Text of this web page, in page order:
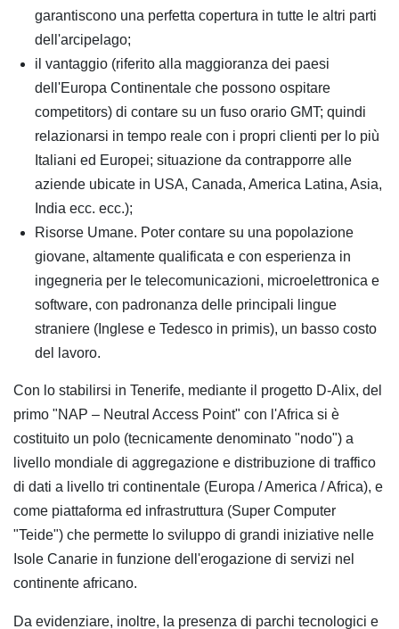
garantiscono una perfetta copertura in tutte le altri parti
dell'arcipelago;
il vantaggio (riferito alla maggioranza dei paesi
dell'Europa Continentale che possono ospitare
competitors) di contare su un fuso orario GMT; quindi
relazionarsi in tempo reale con i propri clienti per lo più
Italiani ed Europei; situazione da contrapporre alle
aziende ubicate in USA, Canada, America Latina, Asia,
India ecc. ecc.);
Risorse Umane. Poter contare su una popolazione
giovane, altamente qualificata e con esperienza in
ingegneria per le telecomunicazioni, microelettronica e
software, con padronanza delle principali lingue
straniere (Inglese e Tedesco in primis), un basso costo
del lavoro.
Con lo stabilirsi in Tenerife, mediante il progetto D-Alix, del
primo "NAP – Neutral Access Point" con l'Africa si è
costituito un polo (tecnicamente denominato "nodo") a
livello mondiale di aggregazione e distribuzione di traffico
di dati a livello tri continentale (Europa / America / Africa), e
come piattaforma ed infrastruttura (Super Computer
"Teide") che permette lo sviluppo di grandi iniziative nelle
Isole Canarie in funzione dell'erogazione di servizi nel
continente africano.
Da evidenziare, inoltre, la presenza di parchi tecnologici e